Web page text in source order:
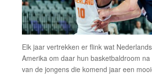
Elk jaar vertrekken er flink wat
Amerika om daar hun basketbaldroom
van de jongens die komend jaar een